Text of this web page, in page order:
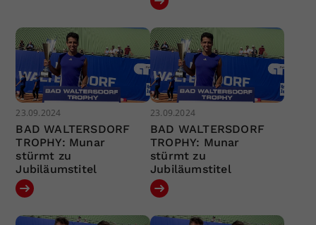
23.09.2024
BAD WALTERSDORF
TROPHY: Munar
stürmt zu
Jubiläumstitel
23.09.2024
BAD WALTERSDORF
TROPHY: Munar
stürmt zu
Jubiläumstitel